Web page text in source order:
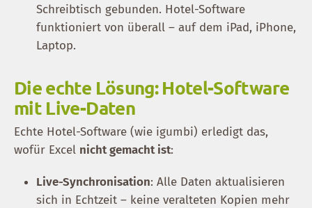
Schreibtisch gebunden. Hotel-Software
funktioniert von überall – auf dem iPad, iPhone,
Laptop.
Die echte Lösung: Hotel-Software
mit Live-Daten
Echte Hotel-Software (wie igumbi) erledigt das,
wofür Excel nicht gemacht ist:
Live-Synchronisation: Alle Daten aktualisieren
sich in Echtzeit – keine veralteten Kopien mehr